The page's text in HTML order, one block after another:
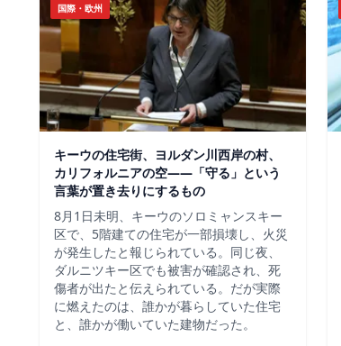
国際・欧州
キーウの住宅街、ヨルダン川西岸の村、
カリフォルニアの空——「守る」という
言葉が置き去りにするもの
8月1日未明、キーウのソロミャンスキー
区で、5階建ての住宅が一部損壊し、火災
が発生したと報じられている。同じ夜、
ダルニツキー区でも被害が確認され、死
傷者が出たと伝えられている。だが実際
に燃えたのは、誰かが暮らしていた住宅
と、誰かが働いていた建物だった。